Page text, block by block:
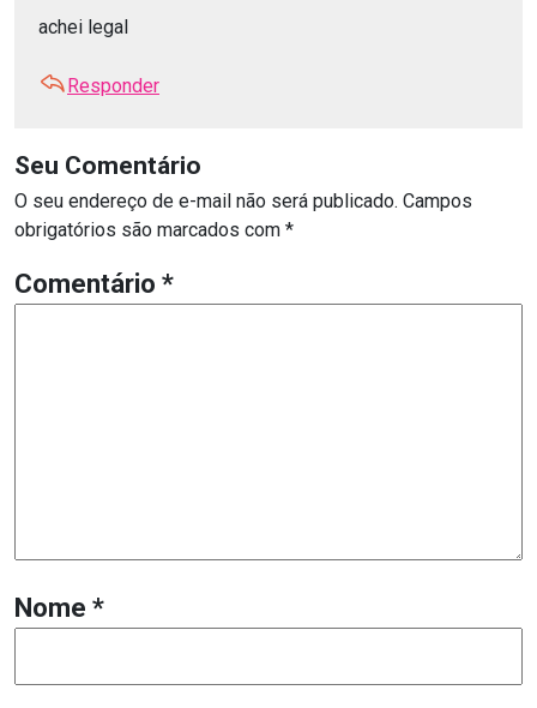
achei legal
Responder
Seu Comentário
O seu endereço de e-mail não será publicado. Campos
obrigatórios são marcados com *
Comentário *
Nome *